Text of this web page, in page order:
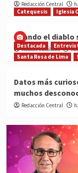
Redacción Central
Catequesis
Iglesia
Cuando el diablo
Medios Católicos
Destacada
Santa Rosa de Lima
Datos más
muchos
Redacción Central